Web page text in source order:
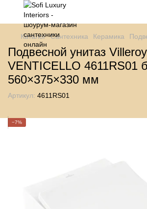
Каталог Сантехника Керамика
Подвесной унитаз
VENTICELLO 4611RS01
560×375×330 мм
Артикул: 4611RS01
−7%